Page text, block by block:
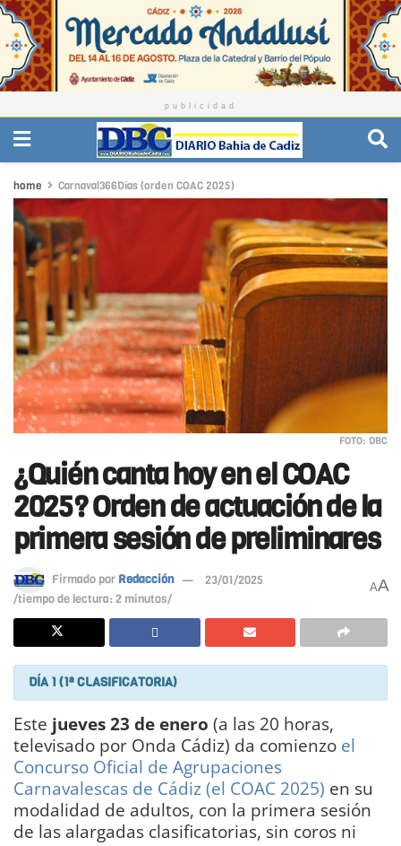
publicidad
home Carnaval366Días (orden COAC 2025)
FOTO: DBC
¿Quién canta hoy en el COAC
2025? Orden de actuación de la
primera sesión de preliminares
Firmado por Redacción
23/01/2025
/tiempo de lectura: 2 minutos/
AA
DÍA 1 (1ª CLASIFICATORIA)
Este jueves 23 de enero (a las 20 horas,
televisado por Onda Cádiz) da comienzo el
Concurso Oficial de Agrupaciones
Carnavalescas de Cádiz (el COAC 2025) en su
modalidad de adultos, con la primera sesión
de las alargadas clasificatorias, sin coros ni